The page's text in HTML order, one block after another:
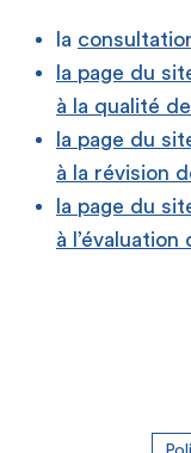
la
la page du
à la qualité de
la page du
à la révision
la page du
à l’évaluation